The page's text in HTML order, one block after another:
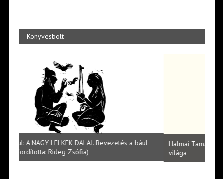
Könyvesbolt
Halmai Tamás: Megválaszolt érintés. Leveles Ibolya költői
világa